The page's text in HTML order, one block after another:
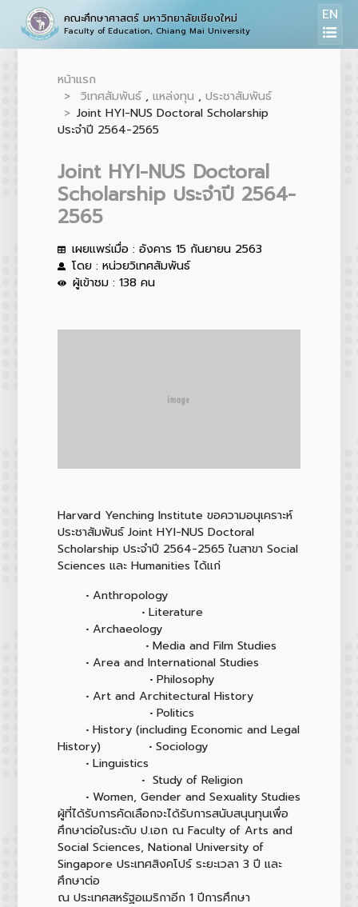
คณะศึกษาศาสตร์ มหาวิทยาลัยเชียงใหม่
Faculty of Education, Chiang Mai University
EN
หน้าแรก
วิเทศสัมพันธ์ , แหล่งทุน , ประชาสัมพันธ์
Joint HYI-NUS Doctoral Scholarship
ประจำปี 2564-2565
Joint HYI-NUS Doctoral
Scholarship ประจำปี 2564-
2565
เผยแพร่เมื่อ : อังคาร 15 กันยายน 2563
โดย : หน่วยวิเทศสัมพันธ์
ผู้เข้าชม : 138 คน
Harvard Yenching Institute ขอความอนุเคราะห์
ประชาสัมพันธ์ Joint HYI-NUS Doctoral
Scholarship ประจำปี 2564-2565 ในสาขา Social
Sciences และ Humanities ได้แก่
• Anthropology
• Literature
• Archaeology
• Media and Film Studies
• Area and International Studies
• Philosophy
• Art and Architectural History
• Politics
• History (including Economic and Legal
History) • Sociology
• Linguistics
• Study of Religion
• Women, Gender and Sexuality Studies
ผู้ที่ได้รับการคัดเลือกจะได้รับการสนับสนุนทุนเพื่อ
ศึกษาต่อในระดับ ป.เอก ณ Faculty of Arts and
Social Sciences, National University of
Singapore ประเทศสิงคโปร์ ระยะเวลา 3 ปี และ
ศึกษาต่อ
ณ ประเทศสหรัฐอเมริกาอีก 1 ปีการศึกษา